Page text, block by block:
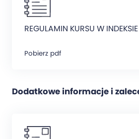
REGULAMIN KURSU W INDEKSIE
Pobierz pdf
Dodatkowe informacje i